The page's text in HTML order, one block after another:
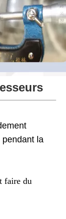
pendant la
faire du